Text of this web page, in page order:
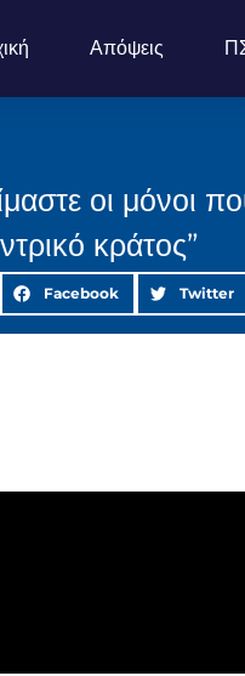
Απόψεις
οι μόνοι
κράτος”
Facebook Twitter